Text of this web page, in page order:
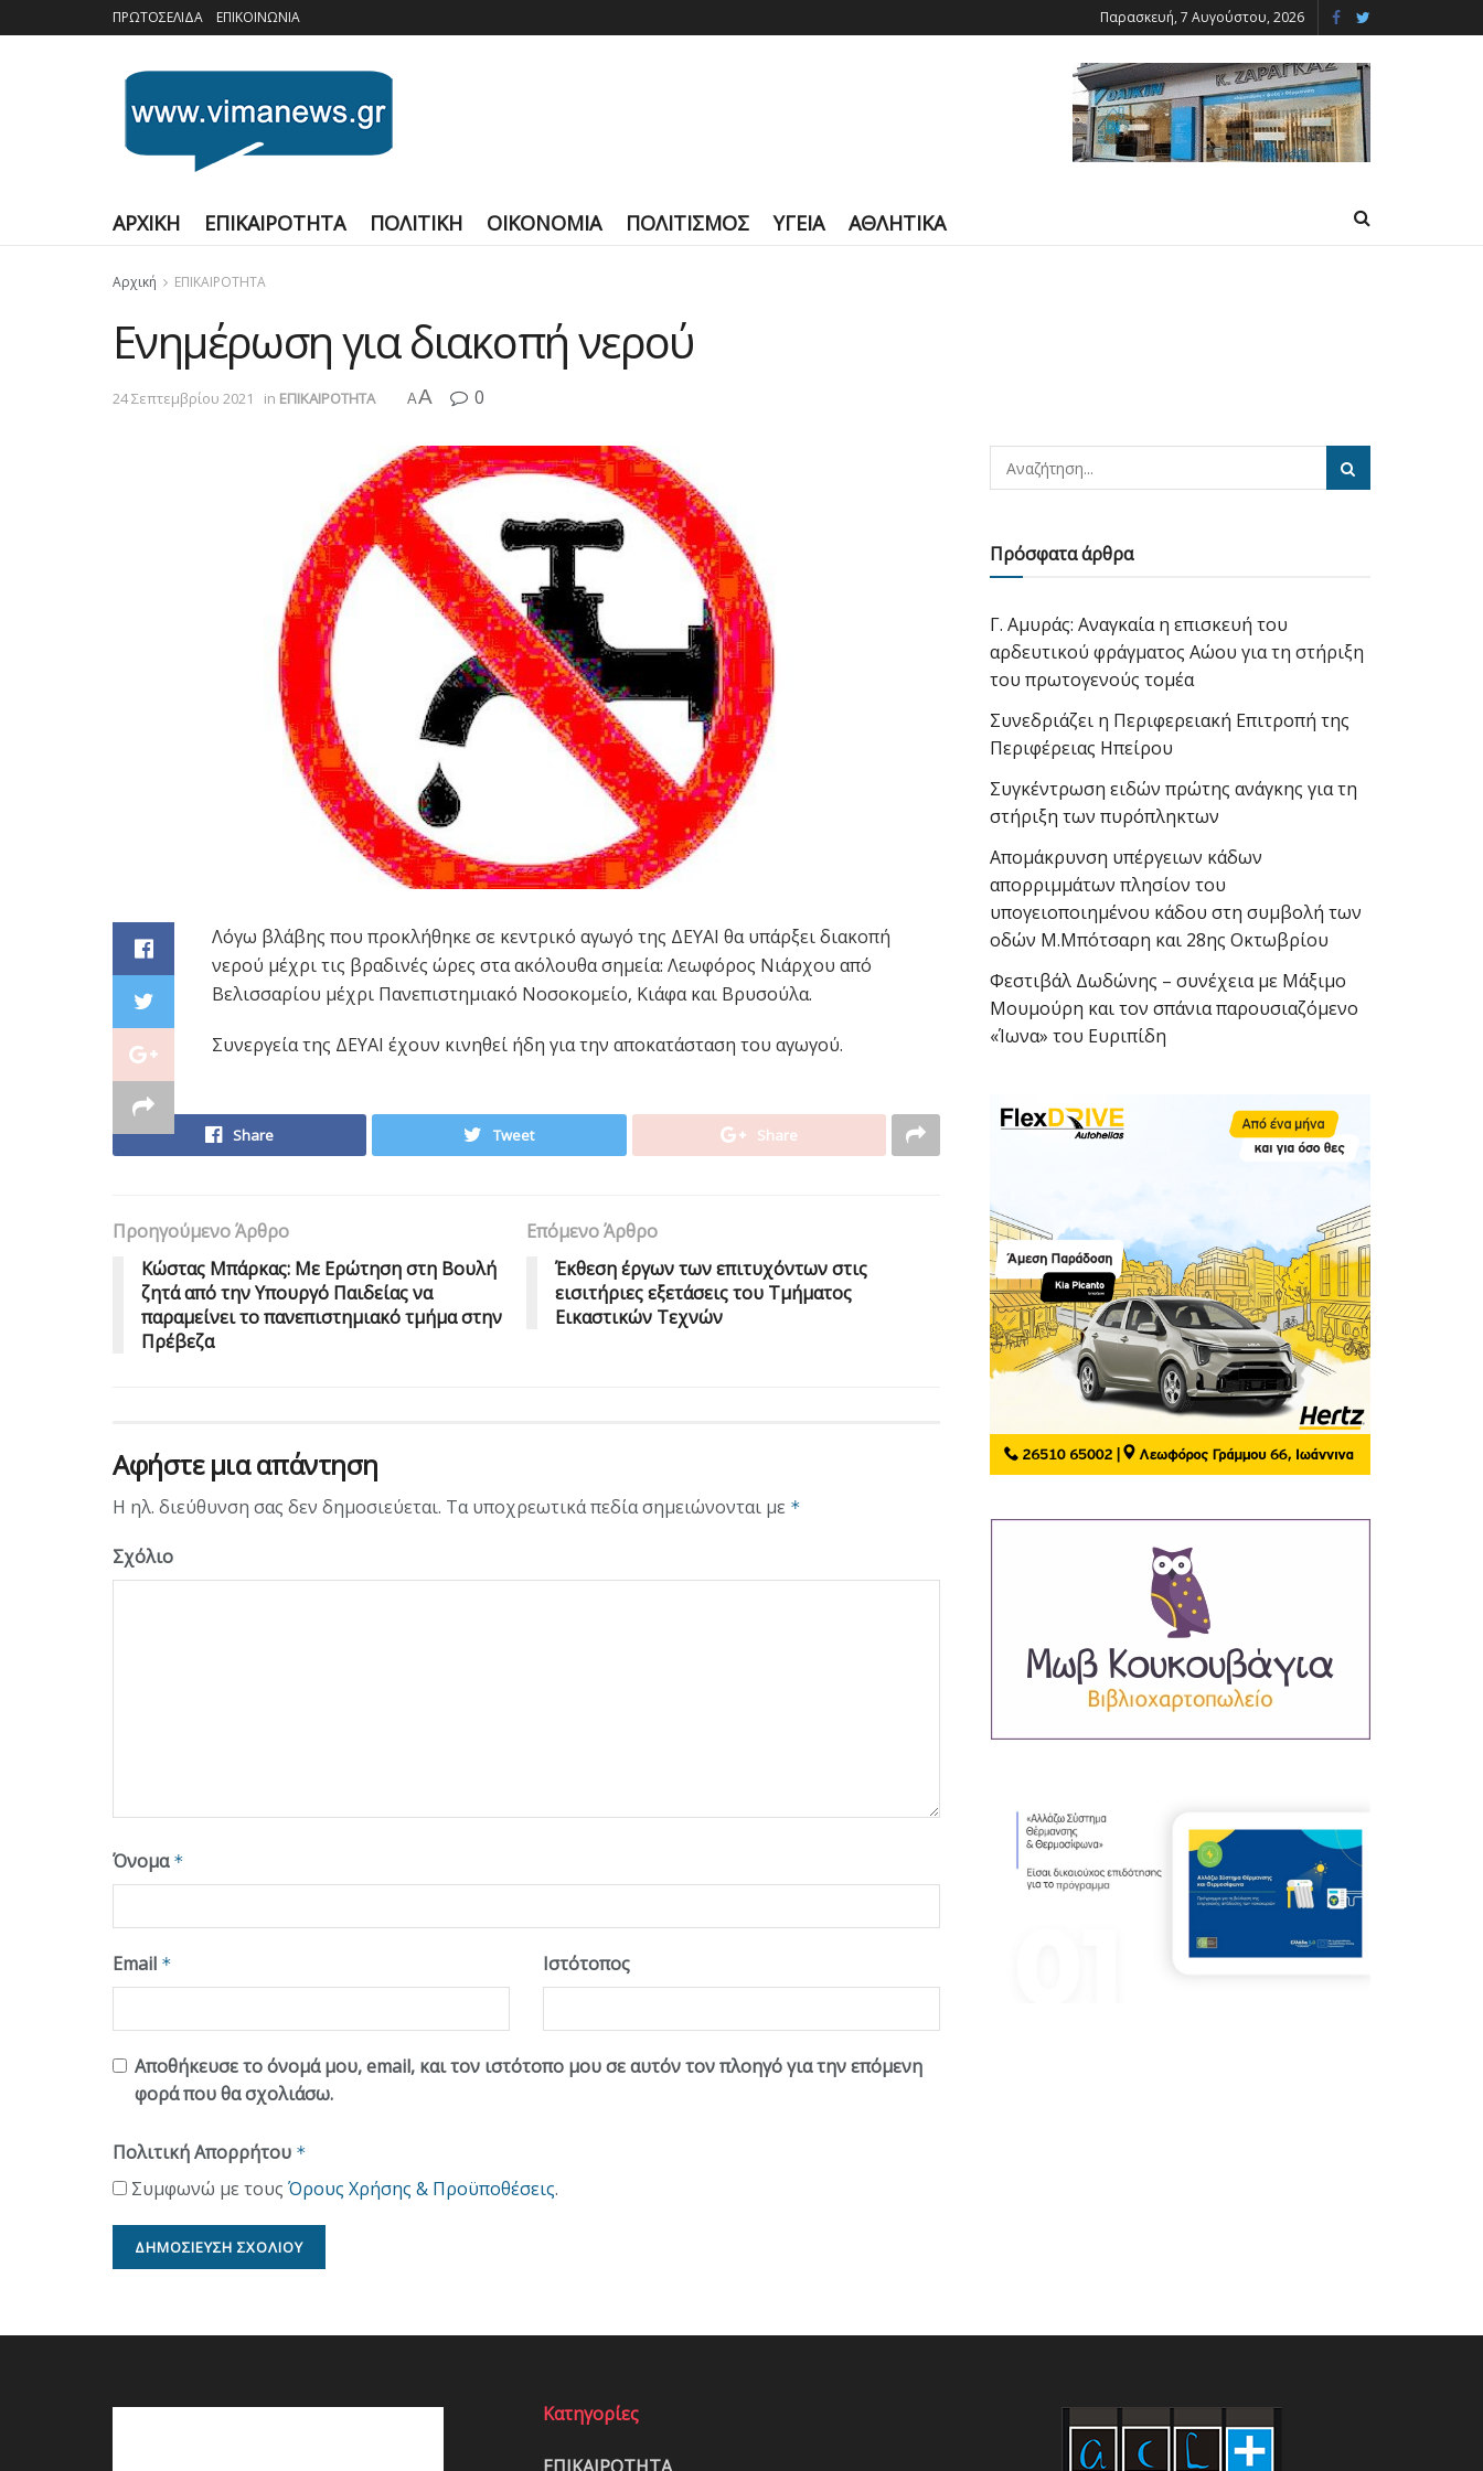
ΠΡΩΤΟΣΕΛΙΔΑ ΕΠΙΚΟΙΝΩΝΙΑ Παρασκευή, 7 Αυγούστου, 2026
ΑΡΧΙΚΗ ΕΠΙΚΑΙΡΟΤΗΤΑ ΠΟΛΙΤΙΚΗ ΟΙΚΟΝΟΜΙΑ ΠΟΛΙΤΙΣΜΟΣ ΥΓΕΙΑ ΑΘΛΗΤΙΚΑ
Αρχική ΕΠΙΚΑΙΡΟΤΗΤΑ
Ενημέρωση για διακοπή νερού
24 Σεπτεμβρίου 2021 in ΕΠΙΚΑΙΡΟΤΗΤΑ AA 0
Λόγω βλάβης που προκλήθηκε σε κεντρικό αγωγό της ΔΕΥΑΙ θα υπάρξει διακοπή
νερού μέχρι τις βραδινές ώρες στα ακόλουθα σημεία: Λεωφόρος Νιάρχου από
Βελισσαρίου μέχρι Πανεπιστημιακό Νοσοκομείο, Κιάφα και Βρυσούλα.
Συνεργεία της ΔΕΥΑΙ έχουν κινηθεί ήδη για την αποκατάσταση του αγωγού.
Share Tweet Share
Προηγούμενο Άρθρο
Κώστας Μπάρκας: Με Ερώτηση στη Βουλή
ζητά από την Υπουργό Παιδείας να
παραμείνει το πανεπιστημιακό τμήμα στην
Πρέβεζα
Επόμενο Άρθρο
Έκθεση έργων των επιτυχόντων στις
εισιτήριες εξετάσεις του Τμήματος
Εικαστικών Τεχνών
Αφήστε μια απάντηση
Η ηλ. διεύθυνση σας δεν δημοσιεύεται. Τα υποχρεωτικά πεδία σημειώνονται με *
Σχόλιο
Όνομα *
Email * Ιστότοπος
Αποθήκευσε το όνομά μου, email, και τον ιστότοπο μου σε αυτόν τον πλοηγό για την επόμενη
φορά που θα σχολιάσω.
Πολιτική Απορρήτου *
Συμφωνώ με τους Όρους Χρήσης & Προϋποθέσεις.
Πρόσφατα άρθρα
Γ. Αμυράς: Αναγκαία η επισκευή του
αρδευτικού φράγματος Αώου για τη στήριξη
του πρωτογενούς τομέα
Συνεδριάζει η Περιφερειακή Επιτροπή της
Περιφέρειας Ηπείρου
Συγκέντρωση ειδών πρώτης ανάγκης για τη
στήριξη των πυρόπληκτων
Απομάκρυνση υπέργειων κάδων
απορριμμάτων πλησίον του
υπογειοποιημένου κάδου στη συμβολή των
οδών Μ.Μπότσαρη και 28ης Οκτωβρίου
Φεστιβάλ Δωδώνης – συνέχεια με Μάξιμο
Μουμούρη και τον σπάνια παρουσιαζόμενο
«Ίωνα» του Ευριπίδη
Κατηγορίες